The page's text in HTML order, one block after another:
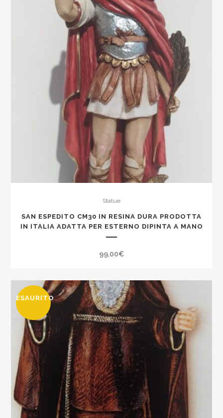
Statue
SAN ESPEDITO CM30 IN RESINA DURA PRODOTTA
IN ITALIA ADATTA PER ESTERNO DIPINTA A MANO
99,00€
ESAURITO